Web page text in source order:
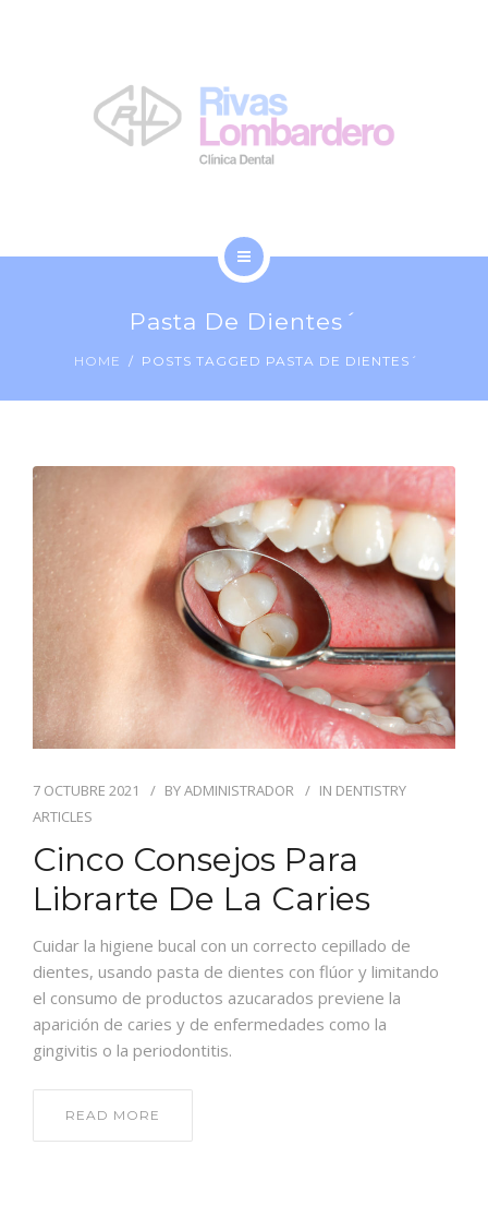
CONTACTO
Pasta De Dientes´
HOME POSTS TAGGED PASTA DE DIENTES´
7 OCTUBRE 2021 BYADMINISTRADOR IN DENTISTRY
ARTICLES
Cinco Consejos Para
Librarte De La Caries
Cuidar la higiene bucal con un correcto cepillado de
dientes, usando pasta de dientes con flúor y limitando
el consumo de productos azucarados previene la
aparición de caries y de enfermedades como la
gingivitis o la periodontitis.
READ MORE